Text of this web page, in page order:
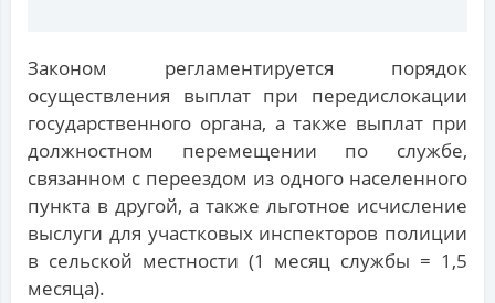
Законом регламентируется порядок
осуществления выплат при передислокации
государственного органа, а также выплат при
должностном перемещении по службе,
связанном с переездом из одного населенного
пункта в другой, а также льготное исчисление
выслуги для участковых инспекторов полиции
в сельской местности (1 месяц службы = 1,5
месяца).